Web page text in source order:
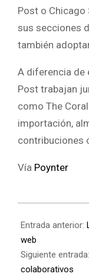
Post o Chicago
sus secciones
también
A diferencia de
Post trabajan
como The
importación,
contribuciones
Vía Poynter
Entrada anterior:
web
Siguiente entrada:
colaborativos